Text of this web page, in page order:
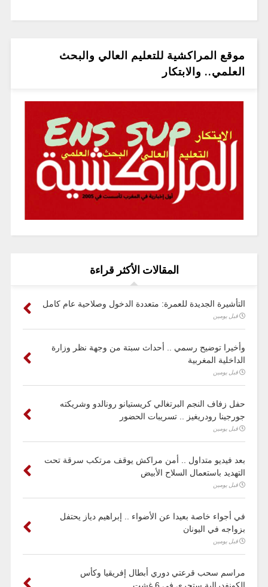
موقع المراكشية للتعليم العالي والبحث
العلمي.. والابتكار
المقالات الأكثر قراءة
التأشيرة الجديدة للعمرة: متعددة الدخول وصلاحية عام كامل
قبل يومين
وأخيرا توضيح رسمي .. أحداث سبتة من وجهة نظر وزارة
الداخلية المغربية
قبل يومين
حفل زفاف النجم البرتغالي كريستيانو رونالدو وشريكته
جورجينا رودريغيز .. تسريبات الحضور
قبل يومين
بعد فيديو متداول .. أمن مراكش يوقف مرتكب سرقة تحت
التهديد باستعمال السلاح الأبيض
قبل يومين
في أجواء خاصة بعيدا عن الأضواء .. إبراهيم دياز يحتفل
بزواجه في اليونان
قبل يومين
مراسم سحب قرعتي دوري أبطال إفريقيا وكأس